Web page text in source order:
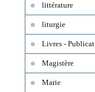
littérature
liturgie
Livres -
Magistère
Marie